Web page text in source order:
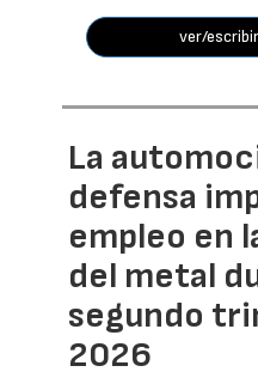
ver/
La
defensa
empleo en
del metal
segundo
2026